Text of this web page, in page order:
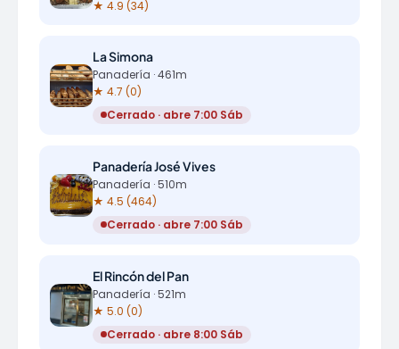
★ 4.9 (34)
La Simona
Panadería · 461m
★ 4.7 (0)
Cerrado · abre 7:00 Sáb
Panadería José Vives
Panadería · 510m
★ 4.5 (464)
Cerrado · abre 7:00 Sáb
El Rincón del Pan
Panadería · 521m
★ 5.0 (0)
Cerrado · abre 8:00 Sáb